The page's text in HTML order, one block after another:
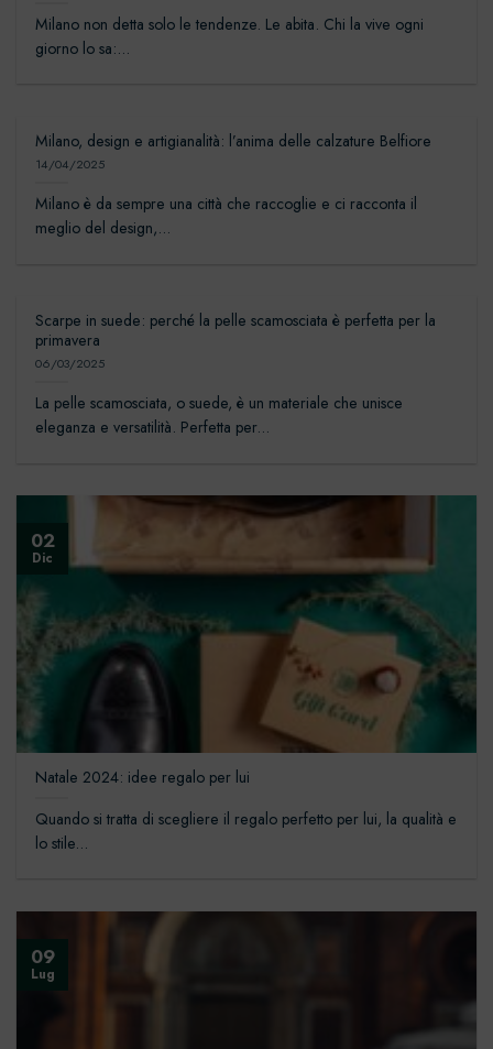
Milano non detta solo le tendenze. Le abita. Chi la vive ogni
giorno lo sa:...
Milano, design e artigianalità: l’anima delle calzature Belfiore
14/04/2025
Milano è da sempre una città che raccoglie e ci racconta il
meglio del design,...
Scarpe in suede: perché la pelle scamosciata è perfetta per la
primavera
06/03/2025
La pelle scamosciata, o suede, è un materiale che unisce
eleganza e versatilità. Perfetta per...
Natale 2024: idee regalo per lui
Quando si tratta di scegliere il regalo perfetto per lui, la qualità e
lo stile...
02
Dic
09
Lug